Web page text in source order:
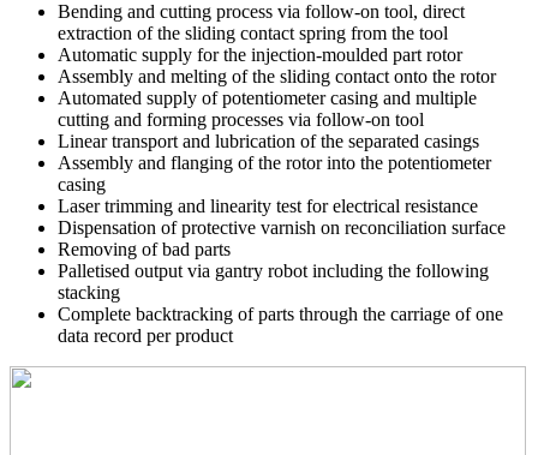
Bending and cutting process via follow-on tool, direct
extraction of the sliding contact spring from the tool
Automatic supply for the injection-moulded part rotor
Assembly and melting of the sliding contact onto the rotor
Automated supply of potentiometer casing and multiple
cutting and forming processes via follow-on tool
Linear transport and lubrication of the separated casings
Assembly and flanging of the rotor into the potentiometer
casing
Laser trimming and linearity test for electrical resistance
Dispensation of protective varnish on reconciliation surface
Removing of bad parts
Palletised output via gantry robot including the following
stacking
Complete backtracking of parts through the carriage of one
data record per product